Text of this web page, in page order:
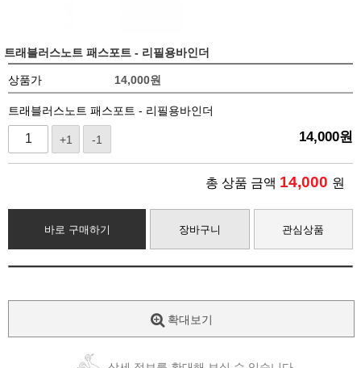
트래블러스노트 패스포트 - 리필용바인더
상품가 14,000원
트래블러스노트 패스포트 - 리필용바인더
+1 -1 14,000원
총 상품 금액 14,000 원
바로 구매하기 장바구니 관심상품
확대보기